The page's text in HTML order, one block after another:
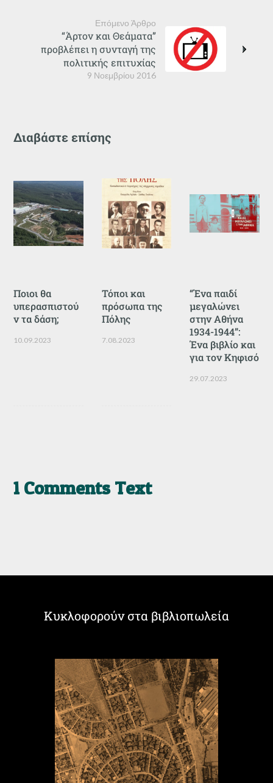
Επόμενο Άρθρο
9 Νοεμβρίου 2016
“Άρτον και Θεάματα”
προβλέπει η συνταγή της
πολιτικής επιτυχίας
Διαβάστε επίσης
Ποιοι θα
υπερασπιστού
ν τα δάση;
10.09.2023
Τόποι και
πρόσωπα της
Πόλης
7.08.2023
“Ένα παιδί
μεγαλώνει
στην Αθήνα
1934-1944”:
Ένα βιβλίο και
για τον Κηφισό
29.07.2023
1 Comments Text
Κυκλοφορούν στα βιβλιοπωλεία